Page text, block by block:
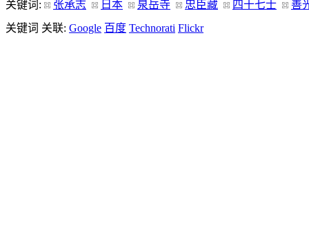
关键词:
张承志 日本 泉岳寺 忠臣藏 四十七士
善
关键词 关联: Google 百度 Technorati Flickr